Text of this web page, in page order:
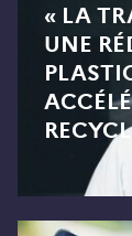
« LA
UNE